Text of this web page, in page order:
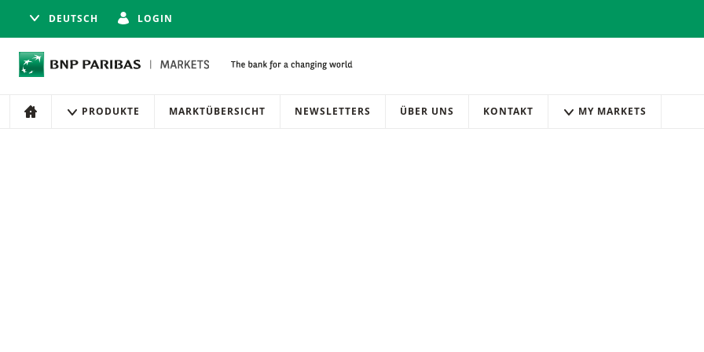
DEUTSCH LOGIN
Navigation
Seitennavigation
HOME PRODUKTE MARKTÜBERSICHT NEWSLETTERS ÜBER UNS KONTAKT MY MARKETS